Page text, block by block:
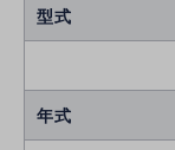
型式
年式